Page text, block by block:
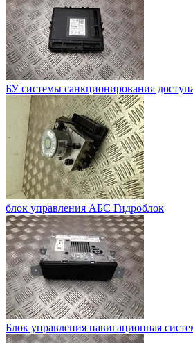
БУ системы санкционирования
блок управления АБС Гидроблок
Блок управления навигационная